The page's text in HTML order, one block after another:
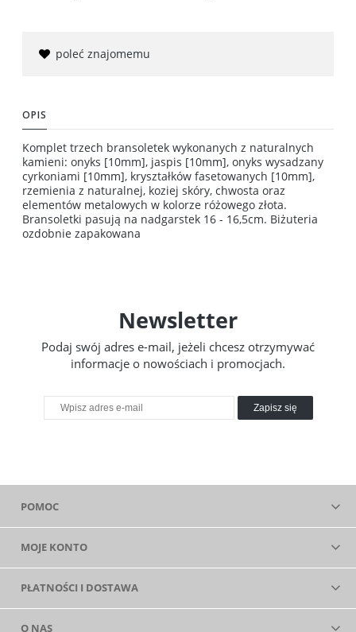
poleć znajomemu
OPIS
Komplet trzech bransoletek wykonanych z naturalnych
kamieni: onyks [10mm], jaspis [10mm], onyks wysadzany
cyrkoniami [10mm], kryształków fasetowanych [10mm],
rzemienia z naturalnej, koziej skóry, chwosta oraz
elementów metalowych w kolorze różowego złota.
Bransoletki pasują na nadgarstek 16 - 16,5cm. Biżuteria
ozdobnie zapakowana
Newsletter
Podaj swój adres e-mail, jeżeli chcesz otrzymywać
informacje o nowościach i promocjach.
Zapisz się
POMOC
MOJE KONTO
PŁATNOŚCI I DOSTAWA
O NAS